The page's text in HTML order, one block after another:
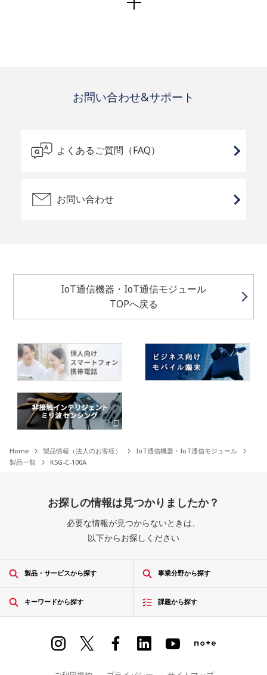
お問い合わせ&サポート
よくあるご質問（FAQ）
お問い合わせ
IoT通信機器・IoT通信モジュール
TOPへ戻る
Home 製品情報（法人のお客様）
IoT通信機器・IoT通信モジュール
製品一覧
K5G-C-100A
お探しの情報は見つかりましたか？
必要な情報が見つからないときは、
以下からお探しください
製品・サービスから探す 事業分野から探す
キーワードから探す 課題から探す